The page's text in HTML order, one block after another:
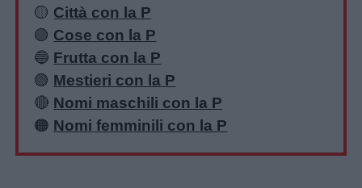
🟡 Città con la P
🟢 Cose con la P
🔵 Frutta con la P
🟣 Mestieri con la P
🔴 Nomi maschili con la P
🟠 Nomi femminili con la P